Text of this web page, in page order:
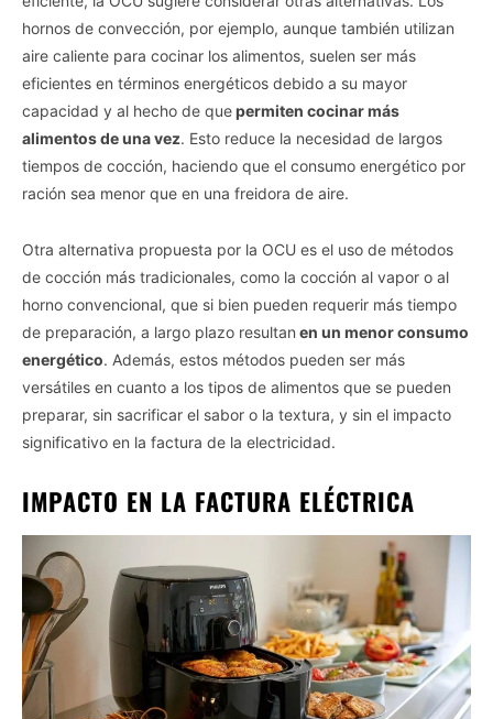
hornos de convección, por ejemplo, aunque también utilizan
aire caliente para cocinar los alimentos, suelen ser más
eficientes en términos energéticos debido a su mayor
capacidad y al hecho de quepermiten cocinar más
alimentos de una vez. Esto reduce la necesidad de largos
tiempos de cocción, haciendo que el consumo energético por
ración sea menor que en una freidora de aire.
Otra alternativa propuesta por la OCU es el uso de métodos
de cocción más tradicionales, como la cocción al vapor o al
horno convencional, que si bien pueden requerir más tiempo
de preparación, a largo plazo resultan en un menor consumo
energético. Además, estos métodos pueden ser más
versátiles en cuanto a los tipos de alimentos que se pueden
preparar, sin sacrificar el sabor o la textura, y sin el impacto
significativo en la factura de la electricidad.
IMPACTO EN LA FACTURA ELÉCTRICA